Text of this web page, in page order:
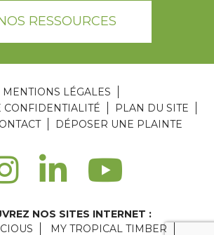
RESSOURCES
MENTIONS LÉGALES
CONFIDENTIALITÉ
PLAN DU SITE
DÉPOSER UNE PLAINTE
NOS SITES INTERNET :
MY TROPICAL TIMBER